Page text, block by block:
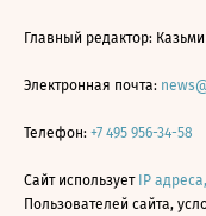
Главный редактор:
Электронная почта:
Телефон: +7 495 956-34-58
Сайт использует IP
Пользователей сайта,